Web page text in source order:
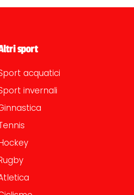
sport
acquatici
invernali